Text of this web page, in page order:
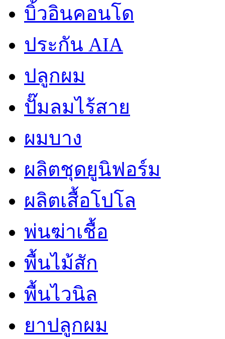
บิ้วอินคอนโด
ประกัน AIA
ปลูกผม
ปั๊มลมไร้สาย
ผมบาง
ผลิตชุดยูนิฟอร์ม
ผลิตเสื้อโปโล
พ่นฆ่าเชื้อ
พื้นไม้สัก
พื้นไวนิล
ยาปลูกผม